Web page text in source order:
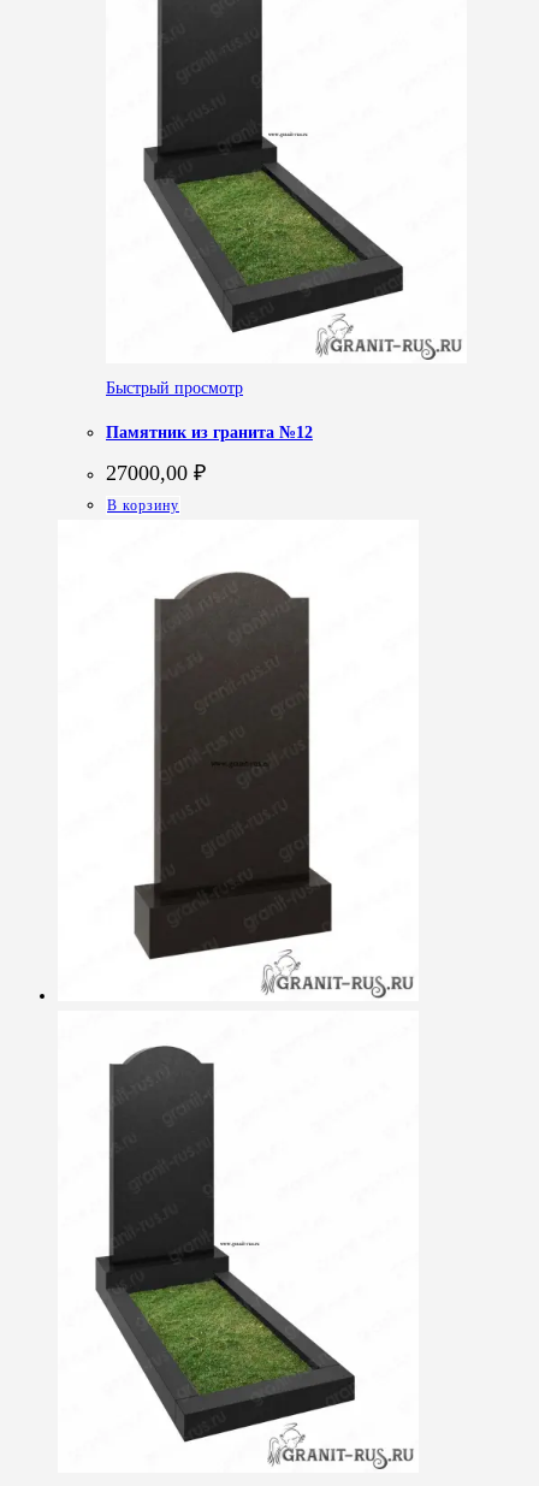
Быстрый просмотр
Памятник из гранита №12
27000,00 ₽
В корзину